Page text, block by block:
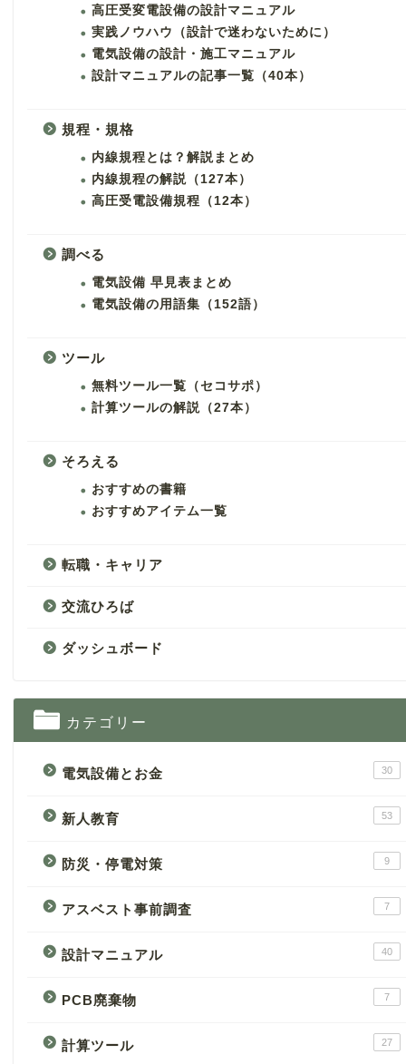
高圧受変電設備の設計マニュアル
実践ノウハウ（設計で迷わないために）
電気設備の設計・施工マニュアル
設計マニュアルの記事一覧（40本）
規程・規格
内線規程とは？解説まとめ
内線規程の解説（127本）
高圧受電設備規程（12本）
調べる
電気設備 早見表まとめ
電気設備の用語集（152語）
ツール
無料ツール一覧（セコサポ）
計算ツールの解説（27本）
そろえる
おすすめの書籍
おすすめアイテム一覧
転職・キャリア
交流ひろば
ダッシュボード
カテゴリー
電気設備とお金 30
新人教育 53
防災・停電対策 9
アスベスト事前調査 7
設計マニュアル 40
PCB廃棄物 7
計算ツール 27